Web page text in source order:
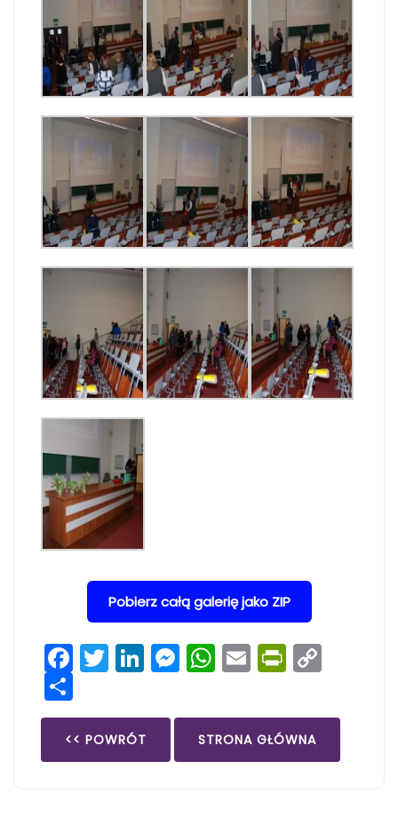
Pobierz całą galerię jako ZIP
Facebook
Twitter
LinkedIn
Messenger
WhatsApp
Email
<< POWRÓT STRONA GŁÓWNA